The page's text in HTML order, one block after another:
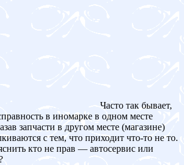
Часто так бывает,
в иномарке в одном месте
запчасти в другом месте (магазине)
с тем, что приходит что-то не то.
кто не прав — автосервис или